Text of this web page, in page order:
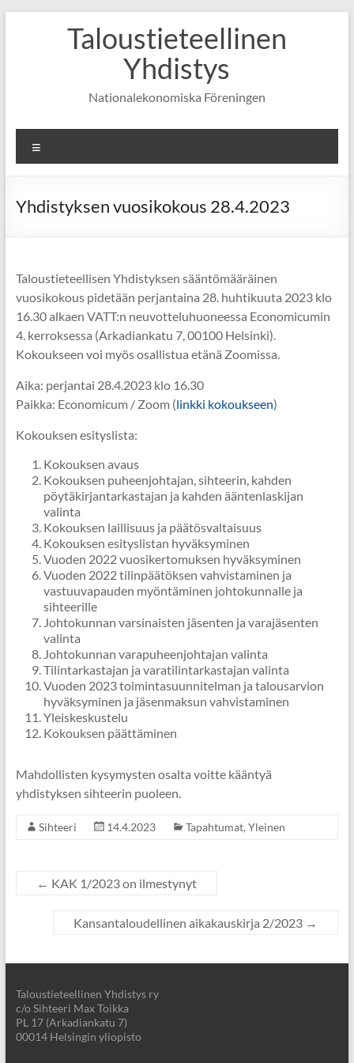
Taloustieteellinen
Yhdistys
Nationalekonomiska Föreningen
Yhdistyksen vuosikokous 28.4.2023
Taloustieteellisen Yhdistyksen sääntömääräinen
vuosikokous pidetään perjantaina 28. huhtikuuta 2023 klo
16.30 alkaen VATT:n neuvotteluhuoneessa Economicumin
4. kerroksessa (Arkadiankatu 7, 00100 Helsinki).
Kokoukseen voi myös osallistua etänä Zoomissa.
Aika: perjantai 28.4.2023 klo 16.30
Paikka: Economicum / Zoom (linkki kokoukseen)
Kokouksen esityslista:
Kokouksen avaus
Kokouksen puheenjohtajan, sihteerin, kahden
pöytäkirjantarkastajan ja kahden ääntenlaskijan
valinta
Kokouksen laillisuus ja päätösvaltaisuus
Kokouksen esityslistan hyväksyminen
Vuoden 2022 vuosikertomuksen hyväksyminen
Vuoden 2022 tilinpäätöksen vahvistaminen ja
vastuuvapauden myöntäminen johtokunnalle ja
sihteerille
Johtokunnan varsinaisten jäsenten ja varajäsenten
valinta
Johtokunnan varapuheenjohtajan valinta
Tilintarkastajan ja varatilintarkastajan valinta
Vuoden 2023 toimintasuunnitelman ja talousarvion
hyväksyminen ja jäsenmaksun vahvistaminen
Yleiskeskustelu
Kokouksen päättäminen
Mahdollisten kysymysten osalta voitte kääntyä
yhdistyksen sihteerin puoleen.
Sihteeri 14.4.2023 Tapahtumat, Yleinen
← KAK 1/2023 on ilmestynyt
Kansantaloudellinen aikakauskirja 2/2023 →
Taloustieteellinen Yhdistys ry
c/o Sihteeri Max Toikka
PL 17 (Arkadiankatu 7)
00014 Helsingin yliopisto